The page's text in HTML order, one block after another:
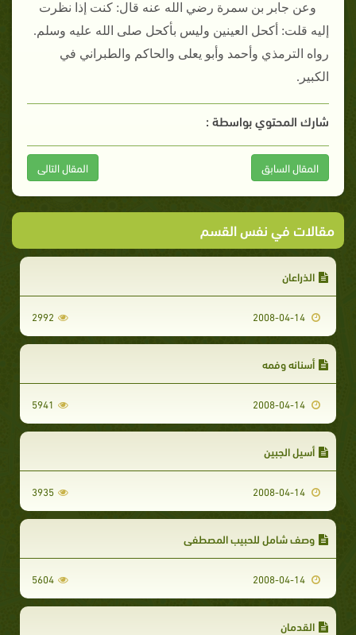
وعن جابر بن سمرة رضي الله عنه قال: كنت إذا نظرت
إليه قلت: أكحل العينين وليس بأكحل صلى الله عليه وسلم.
رواه الترمذي وأحمد وأبو يعلى والحاكم والطبراني في
الكبير.
شارك المحتوي بواسطة :
المقال السابق المقال التالى
مقالات في نفس القسم
الذراعان
2992
أسنانه وفمه
5941
أسيل الجبين
3935
وصف شامل للحبيب المصطفي
5604
القدمان